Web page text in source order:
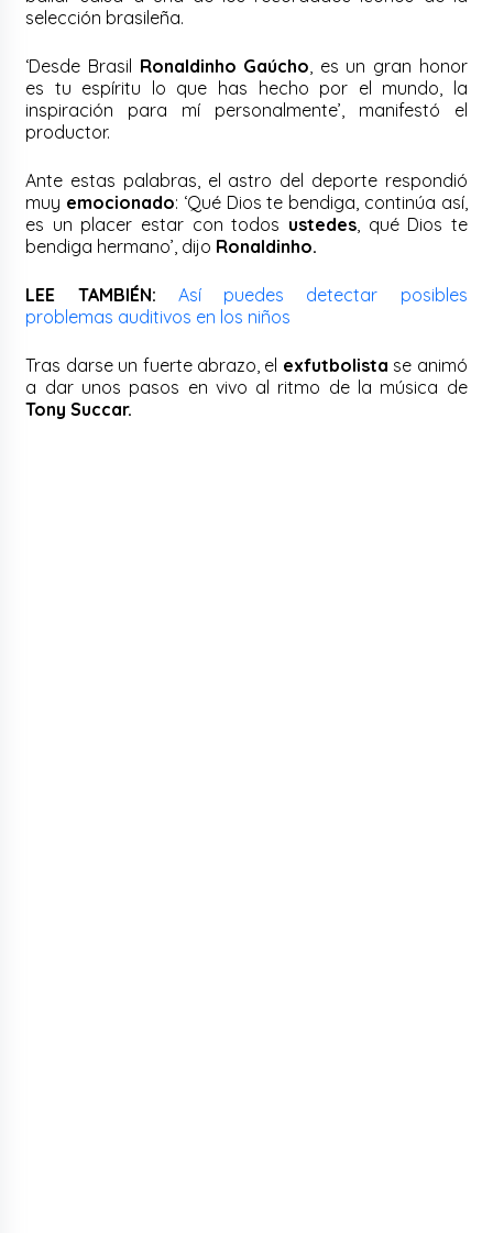
selección brasileña.
‘Desde Brasil Ronaldinho Gaúcho , es un gran honor
es tu espíritu lo que has hecho por el mundo, la
inspiración para mí personalmente’, manifestó el
productor.
Ante estas palabras, el astro del deporte respondió
muy emocionado: ‘Qué Dios te bendiga, continúa así,
es un placer estar con todos ustedes, qué Dios te
bendiga hermano’, dijo Ronaldinho.
LEE TAMBIÉN: Así puedes detectar posibles
problemas auditivos en los niños
Tras darse un fuerte abrazo, el exfutbolista se animó
a dar unos pasos en vivo al ritmo de la música de
Tony Succar.